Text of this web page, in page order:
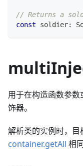
// Returns a
const soldier:
用于在构造函数参
饰器。
解析类的实例时，
container.getAll 相